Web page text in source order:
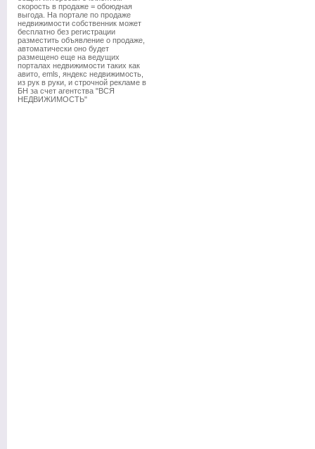
скорость в продаже = обоюдная
выгода. На портале по продаже
недвижимости собственник может
бесплатно без регистрации
разместить объявление о продаже,
автоматически оно будет
размещено еще на ведущих
порталах недвижимости таких как
авито, emls, яндекс недвижимость,
из рук в руки, и строчной рекламе в
БН за счет агентства "ВСЯ
НЕДВИЖИМОСТЬ"